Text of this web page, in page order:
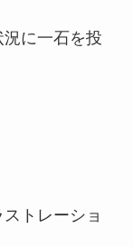
に一石を投
トレーショ